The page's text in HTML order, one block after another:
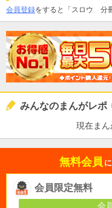
会員登録をすると「スロウ 分
みんなのまんがレポ
現在まん
無料会員
会員限定無料
会